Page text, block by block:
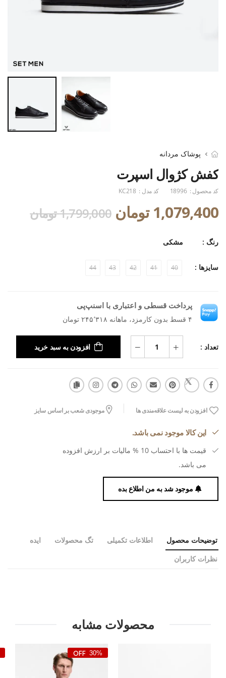
پوشاک مردانه
کفش کژوال اسپرت
کد محصول : 18996 کد مدل : KC218
1,079,400 تومان 1,799,000 تومان
رنگ : مشکی
سایزها : 40
41
42
43
44
پرداخت قسطی و اعتباری با اسنپ‌پی
۴ قسط بدون کارمزد، ماهانه ۲۴۵٬۳۱۸ تومان
تعداد : افزودن به سبد خرید
افزودن به لیست علاقه‌مندی ها موجودی شعب بر اساس سایز
این کالا موجود نمی باشد.
قیمت ها با احتساب 10 % مالیات بر ارزش افزوده
می باشد.
موجود شد به من اطلاع بده
توضیحات محصول اطلاعات تکمیلی تگ محصولات ایده
نظرات کاربران
محصولات مشابه
30%